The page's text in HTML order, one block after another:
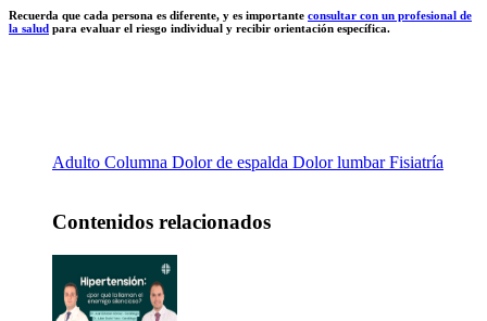
Recuerda que cada persona es diferente, y es importante consultar con un profesional de
la salud para evaluar el riesgo individual y recibir orientación específica.
Adulto Columna Dolor de espalda Dolor lumbarFisiatría
Contenidos relacionados